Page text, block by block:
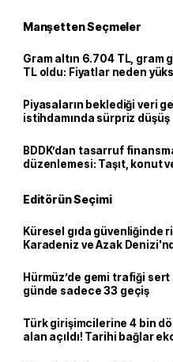
Manşetten Seçmeler
Gram altın 6.704 TL, gram
TL oldu: Fiyatlar neden
Piyasaların beklediği veri
istihdamında sürpriz düşüş
BDDK’dan tasarruf
düzenlemesi: Taşıt, konut
Editörün Seçimi
Küresel gıda güvenliğinde
Karadeniz ve Azak
Hürmüz’de gemi trafiği
günde sadece 33 geçiş
Türk girişimcilerine 4 bin
alan açıldı! Tarihi bağlar